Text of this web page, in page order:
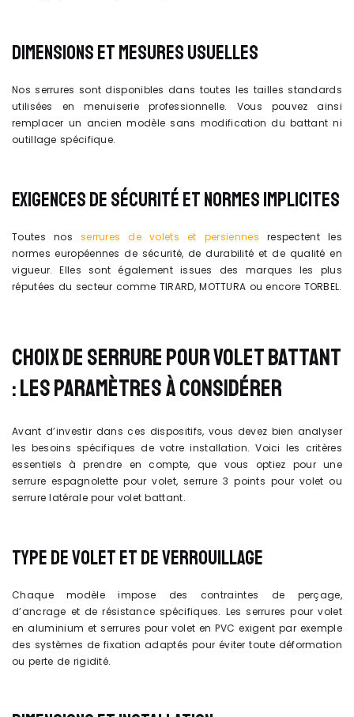
DIMENSIONS ET MESURES USUELLES
Nos serrures sont disponibles dans toutes les tailles standards
utilisées en menuiserie professionnelle. Vous pouvez ainsi
remplacer un ancien modèle sans modification du battant ni
outillage spécifique.
EXIGENCES DE SÉCURITÉ ET NORMES IMPLICITES
Toutes nos serrures de volets et persiennes respectent les
normes européennes de sécurité, de durabilité et de qualité en
vigueur. Elles sont également issues des marques les plus
réputées du secteur comme TIRARD, MOTTURA ou encore TORBEL.
CHOIX DE SERRURE POUR VOLET BATTANT
: LES PARAMÈTRES À CONSIDÉRER
Avant d’investir dans ces dispositifs, vous devez bien analyser
les besoins spécifiques de votre installation. Voici les critères
essentiels à prendre en compte, que vous optiez pour une
serrure espagnolette pour volet, serrure 3 points pour volet ou
serrure latérale pour volet battant.
TYPE DE VOLET ET DE VERROUILLAGE
Chaque modèle impose des contraintes de perçage,
d’ancrage et de résistance spécifiques. Les serrures pour volet
en aluminium et serrures pour volet en PVC exigent par exemple
des systèmes de fixation adaptés pour éviter toute déformation
ou perte de rigidité.